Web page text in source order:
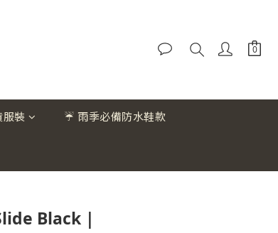
服裝 ☔ 雨季必備防水鞋款
Black |